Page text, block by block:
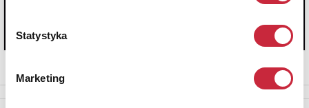
Statystyka
Marketing